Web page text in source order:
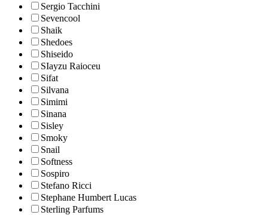
Sergio Tacchini
Sevencool
Shaik
Shedoes
Shiseido
SIayzu Raioceu
Sifat
Silvana
Simimi
Sinana
Sisley
Smoky
Snail
Softness
Sospiro
Stefano Ricci
Stephane Humbert Lucas
Sterling Parfums